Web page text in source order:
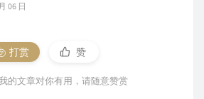
06 日
打赏 赞
的文章对你有用，请随意赞赏